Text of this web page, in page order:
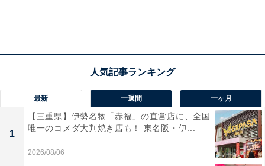
最新 一週間 一ヶ月
1
【三重県】伊勢名物「赤福」の直営店に、全国
唯一のコメダ大判焼き店も！ 東名阪・伊...
2026/08/06